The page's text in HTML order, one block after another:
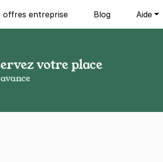
offres entreprise Blog Aide
votre place